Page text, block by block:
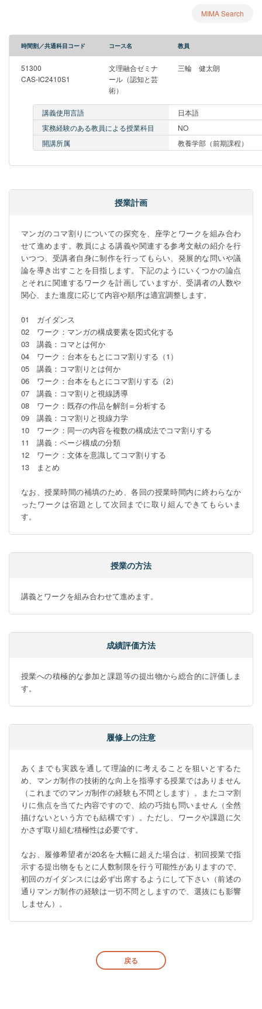
MIMA Search
時間割／共通科目コード コース名 教員
51300
CAS-IC2410S1
文理融合ゼミナ
ール（認知と芸
術）
三輪 健太朗
講義使用言語
日本語
実務経験のある教員による授業科目
NO
開講所属
教養学部（前期課程）
授業計画
マンガのコマ割りについての探究を、座学とワークを組み合わ
せて進めます。教員による講義や関連する参考文献の紹介を行
いつつ、受講者自身に制作を行ってもらい、発展的な問いや議
論を導き出すことを目指します。下記のようにいくつかの論点
とそれに関連するワークを計画していますが、受講者の人数や
関心、また進度に応じて内容や順序は適宜調整します。
01　ガイダンス
02　ワーク：マンガの構成要素を図式化する
03　講義：コマとは何か
04　ワーク：台本をもとにコマ割りする（1）
05　講義：コマ割りとは何か
06　ワーク：台本をもとにコマ割りする（2）
07　講義：コマ割りと視線誘導
08　ワーク：既存の作品を解剖＝分析する
09　講義：コマ割りと視線力学
10　ワーク：同一の内容を複数の構成法でコマ割りする
11　講義：ページ構成の分類
12　ワーク：文体を意識してコマ割りする
13　まとめ
なお、授業時間の補填のため、各回の授業時間内に終わらなか
ったワークは宿題として次回までに取り組んできてもらいま
す。
授業の方法
講義とワークを組み合わせて進めます。
成績評価方法
授業への積極的な参加と課題等の提出物から総合的に評価しま
す。
履修上の注意
あくまでも実践を通して理論的に考えることを狙いとするた
め、マンガ制作の技術的な向上を指導する授業ではありません
（これまでのマンガ制作の経験も不問とします）。またコマ割
りに焦点を当てた内容ですので、絵の巧拙も問いません（全然
描けないという方でも結構です）。ただし、ワークや課題に欠
かさず取り組む積極性は必要です。
なお、履修希望者が20名を大幅に超えた場合は、初回授業で指
示する提出物をもとに人数制限を行う可能性がありますので、
初回のガイダンスには必ず出席するようにして下さい（前述の
通りマンガ制作の経験は一切不問としますので、選抜にも影響
しません）。
戻る